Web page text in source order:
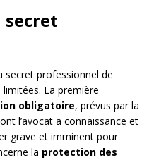
secret
secret professionnel de
La première
obligatoire, prévus par la
l’avocat a connaissance et
grave et imminent pour
la protection des